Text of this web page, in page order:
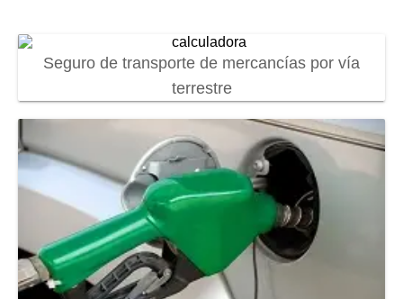
Seguro de transporte de mercancías por vía
terrestre